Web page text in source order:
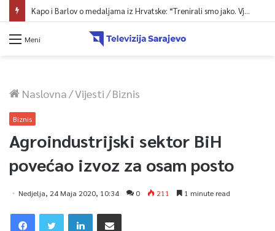
Kapo i Barlov o medaljama iz Hrvatske: “Trenirali smo jako. Vjerovali smo”
Meni
Naslovna/Vijesti/Biznis
Biznis
Agroindustrijski sektor BiH
povećao izvoz za osam posto
Nedjelja, 24 Maja 2020, 10:34 0 211 1 minute read